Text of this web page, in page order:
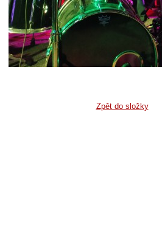
Zpět do složky